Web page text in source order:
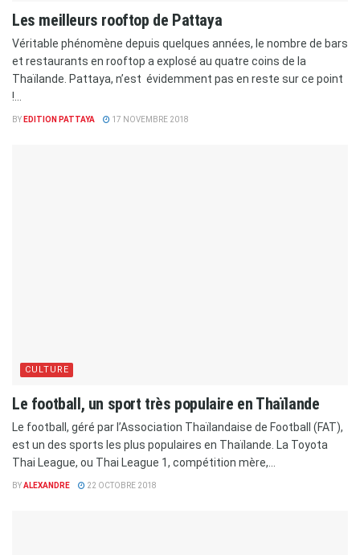
Les meilleurs rooftop de Pattaya
Véritable phénomène depuis quelques années, le nombre de bars
et restaurants en rooftop a explosé au quatre coins de la
Thaïlande. Pattaya, n’est évidemment pas en reste sur ce point
!...
BY EDITION PATTAYA 17 NOVEMBRE 2018
CULTURE
Le football, un sport très populaire en Thaïlande
Le football, géré par l’Association Thaïlandaise de Football (FAT),
est un des sports les plus populaires en Thaïlande. La Toyota
Thai League, ou Thai League 1, compétition mère,...
BYALEXANDRE 22 OCTOBRE 2018